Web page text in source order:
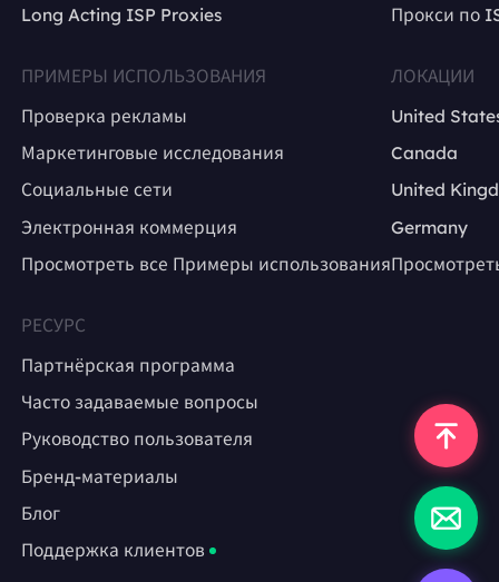
Long Acting ISP Proxies
Прокси по
ПРИМЕРЫ ИСПОЛЬЗОВАНИЯ
Проверка рекламы
Маркетинговые исследования
Социальные сети
Электронная коммерция
Просмотреть все Примеры использования
ЛОКАЦИИ
United
Canada
United
Germany
РЕСУРС
Партнёрская программа
Часто задаваемые вопросы
Руководство пользователя
Бренд-материалы
Блог
Поддержка клиентов